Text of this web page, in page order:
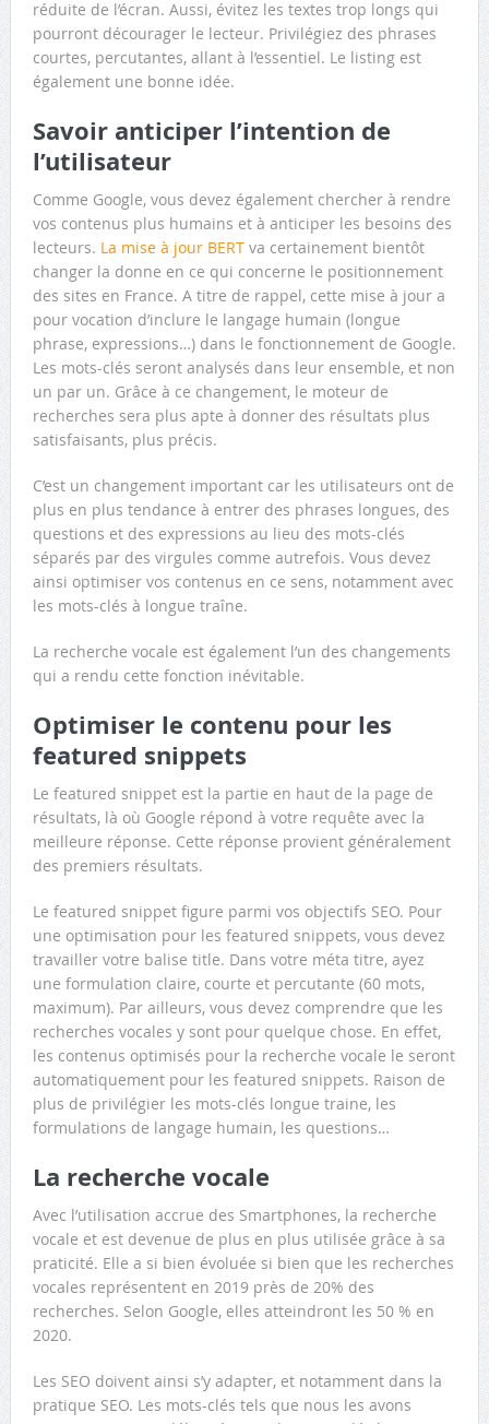
réduite de l’écran. Aussi, évitez les textes trop longs qui
pourront décourager le lecteur. Privilégiez des phrases
courtes, percutantes, allant à l’essentiel. Le listing est
également une bonne idée.
Savoir anticiper l’intention de
l’utilisateur
Comme Google, vous devez également chercher à rendre
vos contenus plus humains et à anticiper les besoins des
lecteurs. La mise à jour BERTva certainement bientôt
changer la donne en ce qui concerne le positionnement
des sites en France. A titre de rappel, cette mise à jour a
pour vocation d’inclure le langage humain (longue
phrase, expressions…) dans le fonctionnement de Google.
Les mots-clés seront analysés dans leur ensemble, et non
un par un. Grâce à ce changement, le moteur de
recherches sera plus apte à donner des résultats plus
satisfaisants, plus précis.
C’est un changement important car les utilisateurs ont de
plus en plus tendance à entrer des phrases longues, des
questions et des expressions au lieu des mots-clés
séparés par des virgules comme autrefois. Vous devez
ainsi optimiser vos contenus en ce sens, notamment avec
les mots-clés à longue traîne.
La recherche vocale est également l’un des changements
qui a rendu cette fonction inévitable.
Optimiser le contenu pour les
featured snippets
Le featured snippet est la partie en haut de la page de
résultats, là où Google répond à votre requête avec la
meilleure réponse. Cette réponse provient généralement
des premiers résultats.
Le featured snippet figure parmi vos objectifs SEO. Pour
une optimisation pour les featured snippets, vous devez
travailler votre balise title. Dans votre méta titre, ayez
une formulation claire, courte et percutante (60 mots,
maximum). Par ailleurs, vous devez comprendre que les
recherches vocales y sont pour quelque chose. En effet,
les contenus optimisés pour la recherche vocale le seront
automatiquement pour les featured snippets. Raison de
plus de privilégier les mots-clés longue traine, les
formulations de langage humain, les questions…
La recherche vocale
Avec l’utilisation accrue des Smartphones, la recherche
vocale et est devenue de plus en plus utilisée grâce à sa
praticité. Elle a si bien évoluée si bien que les recherches
vocales représentent en 2019 près de 20% des
recherches. Selon Google, elles atteindront les 50 % en
2020.
Les SEO doivent ainsi s’y adapter, et notamment dans la
pratique SEO. Les mots-clés tels que nous les avons